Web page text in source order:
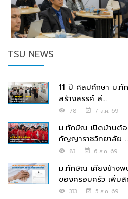
TSU NEWS
11 ปี ศิลปศึกษา ม.
สร้างสรรค์ ส่...
78 7 ส.ค. 69
ม.ทักษิณ เปิดบ้านต้อ
กัญญาราชวิทยาลัย
83 6 ส.ค. 69
ม.ทักษิณ เคียงข้างพ
ของครอบครัว เพิ่มสิ
333 5 ส.ค. 69